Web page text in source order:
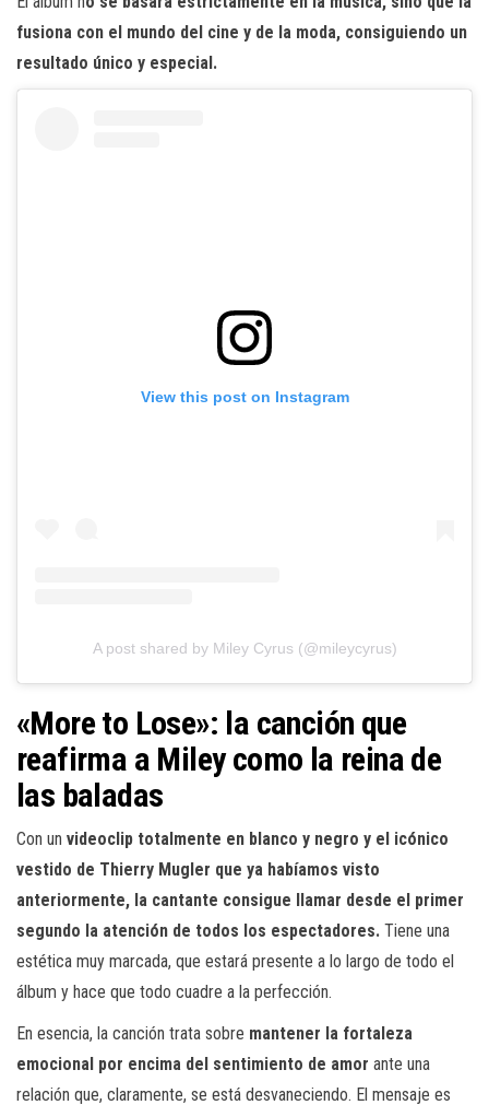
fusiona con el mundo del cine y de la moda, consiguiendo un
resultado único y especial.
View this post on Instagram
A post shared by Miley Cyrus (@mileycyrus)
«More to Lose»: la canción que
reafirma a Miley como la reina de
las baladas
Con un videoclip totalmente en blanco y negro y el icónico
vestido de Thierry Mugler que ya habíamos visto
anteriormente, la cantante consigue llamar desde el primer
segundo la atención de todos los espectadores. Tiene una
estética muy marcada, que estará presente a lo largo de todo el
álbum y hace que todo cuadre a la perfección.
En esencia, la canción trata sobre mantener la fortaleza
emocional por encima del sentimiento de amor ante una
relación que, claramente, se está desvaneciendo. El mensaje es